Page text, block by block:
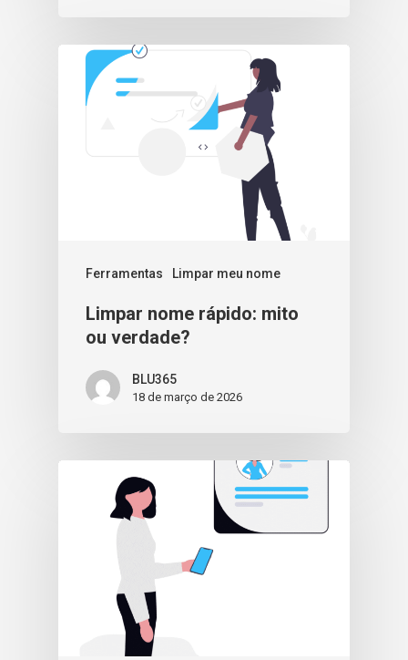
Ferramentas Limpar meu nome
Limpar nome rápido: mito
ou verdade?
BLU365
18 de março de 2026